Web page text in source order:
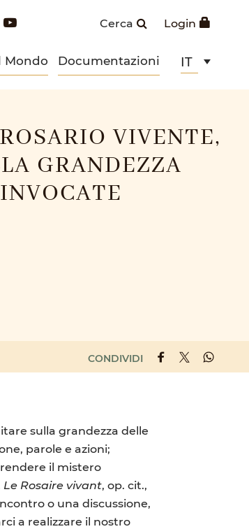
Login
Cerca
Mondo Documentazioni IT
VIVENTE,
GRANDEZZA
CONDIVIDI
sulla grandezza delle
parole e azioni;
il mistero
Le Rosaire vivant, op. cit.,
o una discussione,
a realizzare il nostro